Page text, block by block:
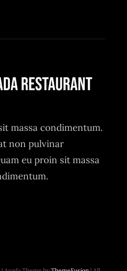
massa condimentum.
non pulvinar
eu proin sit massa